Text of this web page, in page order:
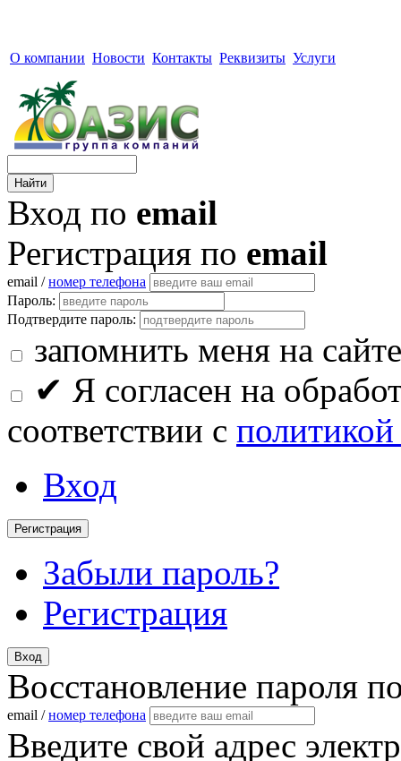
О компании Новости Контакты Реквизиты Услуги
Вход по email
Регистрация по email
email /номер телефона
Пароль:
Подтвердите пароль:
запомнить меня на сайте
✔ Я согласен на
соответствии с
Вход
Регистрация
Забыли пароль?
Регистрация
Вход
Восстановление пароля
email /номер телефона
Введите свой адрес